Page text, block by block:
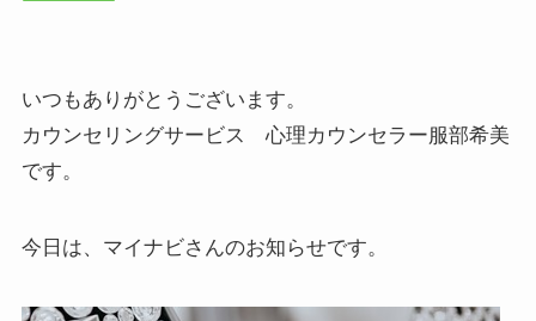
いつもありがとうございます。
カウンセリングサービス 心理カウンセラー服部希美
です。
今日は、マイナビさんのお知らせです。